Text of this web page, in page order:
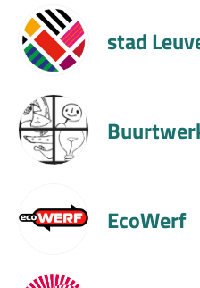
stad
EcoWerf
Sweco
Fluvius
Premed
SUUNTA